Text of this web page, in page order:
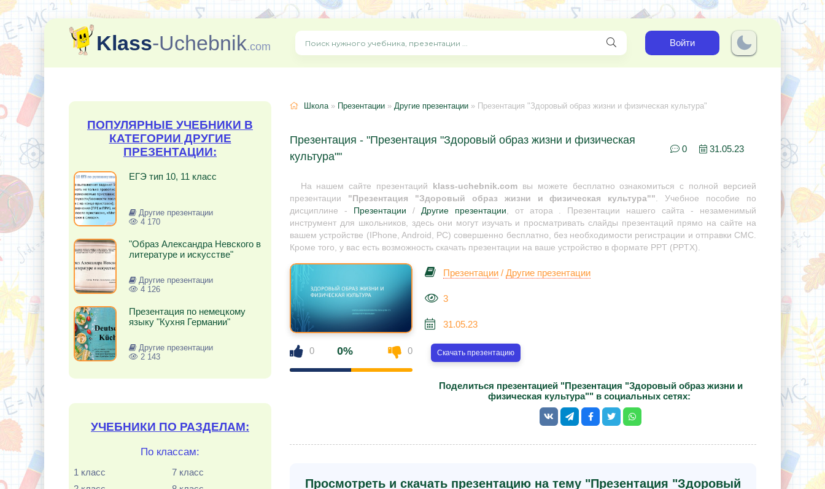
Klass-Uchebnik.com Войти
ПОПУЛЯРНЫЕ УЧЕБНИКИ В
КАТЕГОРИИ ДРУГИЕ
ПРЕЗЕНТАЦИИ:
ЕГЭ тип 10, 11 класс
Другие презентации
4 170
"Образ Александра Невского в
литературе и искусстве"
Другие презентации
4 126
Презентация по немецкому
языку "Кухня Германии"
Другие презентации
2 143
УЧЕБНИКИ ПО РАЗДЕЛАМ:
По классам:
1 класс
7 класс
Школа» Презентации » Другие презентации » Презентация "Здоровый образ жизни и физическая культура"
Презентация - "Презентация "Здоровый образ жизни и физическая
культура""
0 31.05.23
На нашем сайте презентаций klass-uchebnik.comвы можете бесплатно ознакомиться с полной версией
презентации "Презентация "Здоровый образ жизни и физическая культура"". Учебное пособие по
дисциплине -
Презентации / Другие презентации, от атора . Презентации нашего сайта - незаменимый
инструмент для школьников, здесь они могут изучать и просматривать слайды презентаций прямо на сайте на
вашем устройстве (IPhone, Android, PC) совершенно бесплатно, без необходимости регистрации и отправки СМС.
Кроме того, у вас есть возможность скачать презентации на ваше устройство в формате PPT (PPTX).
0 0% 0
Презентации / Другие презентации
3
31.05.23
Скачать презентацию
Поделиться презентацией "Презентация "Здоровый образ жизни и
физическая культура"" в социальных сетях:
Просмотреть и скачать презентацию на тему "Презентация "Здоровый